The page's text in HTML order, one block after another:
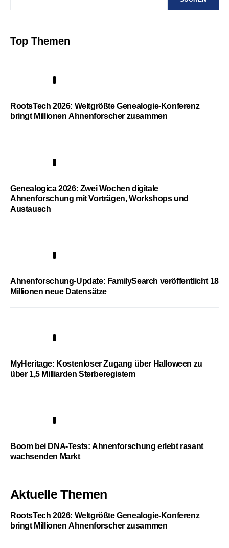
Top Themen
RootsTech 2026: Weltgrößte Genealogie-Konferenz
bringt Millionen Ahnenforscher zusammen
Genealogica 2026: Zwei Wochen digitale
Ahnenforschung mit Vorträgen, Workshops und
Austausch
Ahnenforschung-Update: FamilySearch veröffentlicht 18
Millionen neue Datensätze
MyHeritage: Kostenloser Zugang über Halloween zu
über 1,5 Milliarden Sterberegistern
Boom bei DNA-Tests: Ahnenforschung erlebt rasant
wachsenden Markt
Aktuelle Themen
RootsTech 2026: Weltgrößte Genealogie-Konferenz
bringt Millionen Ahnenforscher zusammen